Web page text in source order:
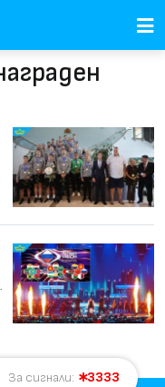
За сигнали: 3333